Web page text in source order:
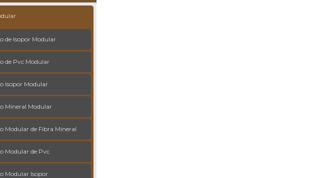
de Isopor Modular
de Pvc Modular
Isopor Modular
Mineral Modular
Modular de Fibra Mineral
Modular de Pvc
Modular Isopor